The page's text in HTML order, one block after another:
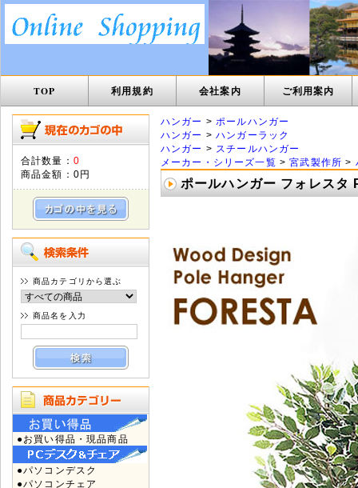
TOP 利用規約 会社案内 ご利用案内
合計数量： 0
商品金額： 0円
商品カテゴリから選ぶ
商品名を入力
●お買い得品・現品商品
●パソコンデスク
●パソコンチェア
ハンガー > ポールハンガー
ハンガー >ハンガーラック
ハンガー > スチールハンガー
メーカー・シリーズ一覧 >宮武製作所 >
ポールハンガー フォレスタ